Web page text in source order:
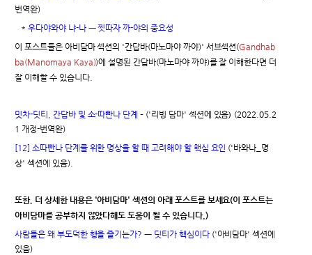
번역완)
*우다야와야 냐-나 ㅡ 찟따자 까-야의 중요성
이 포스트들은 아비담마 섹션의 '간답바(마노마야 까야)' 서브섹션(Gandhab
ba(Manomaya Kaya))에 설명된 간답바(마노마야 까야)를 잘 이해한다면 더
잘 이해할 수 있습니다.
밋차-딧티, 간답바 및 소-따빤나 단계 – ('리빙 담마' 섹션에 있음) (2022.05.2
1 개정-번역완)
[12] 소따빤나 단계를 위한 명상을 할 때 고려해야 할 핵심 요인 ('바와나_명
상' 섹션에 있음).
또한, 더 상세한 내용은 '아비담마' 섹션의 아래 포스트를 보세요(이 포스트는
아비담마를 공부하지 않았다해도 도움이 될 수 있습니다.)
사람들은 왜 부도덕한 행을 즐기는가? ㅡ 딧티가 핵심이다 ('아비담마' 섹션에
있음)